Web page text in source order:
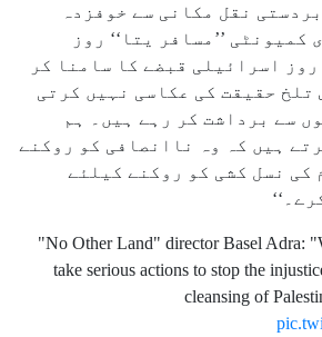
نقل مکانی سے خوفزدہ
’’مسافر یتا‘‘ روز
اسرائیلی قبضے کا سامنا کر
تلخ حقیقت کی عکاسی نہیں کرتی
سے برداشت کر رہے ہیں۔ ہم
ہیں کہ وہ ناانصافی کو روکنے
کی نسل کشی کو روکنے کیلئے
"No Other Land" director Basel Adra:
take serious actions to stop the
cleansing of